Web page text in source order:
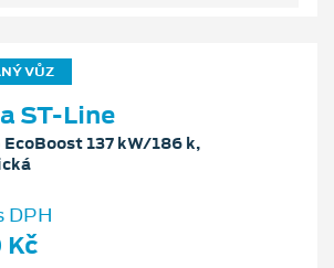
VŮZ
ST-Line
137 kW/186 k,
DPH